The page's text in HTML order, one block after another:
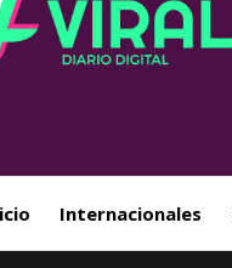
Internacionales